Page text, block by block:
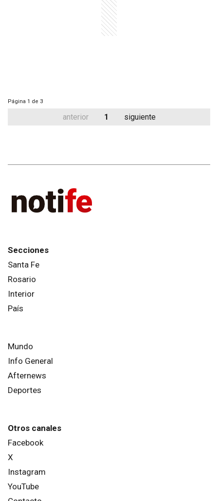
Página 1 de 3
anterior 1 siguiente
Secciones
Santa Fe
Rosario
Interior
País
Mundo
Info General
Afternews
Deportes
Otros canales
Facebook
X
Instagram
YouTube